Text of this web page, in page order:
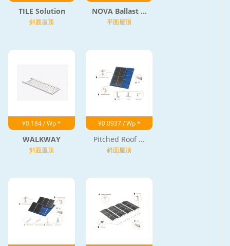
TILE Solution
斜面屋顶
NOVA Ballast ...
平面屋顶
¥0.184 / Wp *
WALKWAY
斜面屋顶
¥0.0937 / Wp *
Pitched Roof ...
斜面屋顶